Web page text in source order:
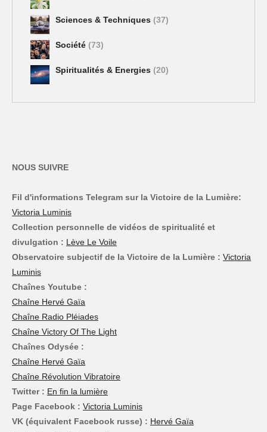
Sciences & Techniques (37)
Société (73)
Spiritualités & Energies (20)
NOUS SUIVRE
Fil d'informations Telegram sur la Victoire de la Lumière:
Victoria Luminis
Collection personnelle de vidéos de spiritualité et
divulgation : Lève Le Voile
Observatoire subjectif de la Victoire de la Lumière : Victoria
Luminis
Chaînes Youtube :
Chaîne Hervé Gaïa
Chaîne Radio Pléiades
Chaîne Victory Of The Light
Chaînes Odysée :
Chaîne Hervé Gaïa
Chaîne Révolution Vibratoire
Twitter : En fin la lumière
Page Facebook : Victoria Luminis
VK (équivalent Facebook russe) : Hervé Gaïa